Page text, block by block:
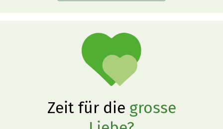
Zeit für die grosse